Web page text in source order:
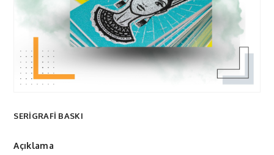
SERİGRAFİ BASKI
Açıklama